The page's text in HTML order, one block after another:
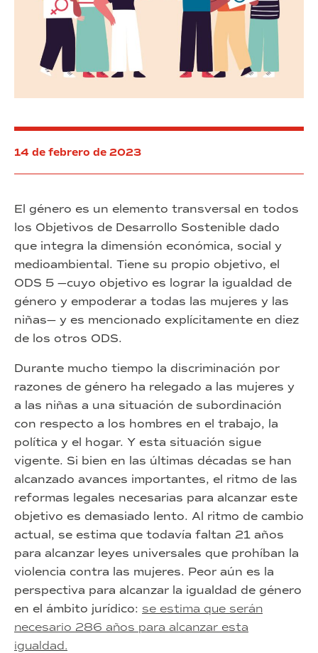
14 de febrero de 2023
El género es un elemento transversal en todos
los Objetivos de Desarrollo Sostenible dado
que integra la dimensión económica, social y
medioambiental. Tiene su propio objetivo, el
ODS 5 —cuyo objetivo es lograr la igualdad de
género y empoderar a todas las mujeres y las
niñas— y es mencionado explícitamente en diez
de los otros ODS.
Durante mucho tiempo la discriminación por
razones de género ha relegado a las mujeres y
a las niñas a una situación de subordinación
con respecto a los hombres en el trabajo, la
política y el hogar. Y esta situación sigue
vigente. Si bien en las últimas décadas se han
alcanzado avances importantes, el ritmo de las
reformas legales necesarias para alcanzar este
objetivo es demasiado lento. Al ritmo de cambio
actual, se estima que todavía faltan 21 años
para alcanzar leyes universales que prohíban la
violencia contra las mujeres. Peor aún es la
perspectiva para alcanzar la igualdad de género
en el ámbito jurídico: se estima que serán
necesario 286 años para alcanzar esta
igualdad.